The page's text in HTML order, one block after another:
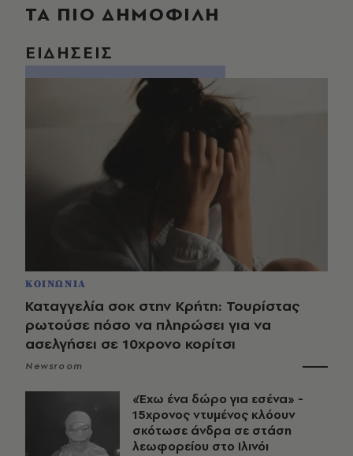
ΤΑ ΠΙΟ ΔΗΜΟΦΙΛΗ
ΕΙΔΗΣΕΙΣ
ΚΟΙΝΩΝΙΑ
Καταγγελία σοκ στην Κρήτη: Τουρίστας
ρωτούσε πόσο να πληρώσει για να
ασελγήσει σε 10χρονο κορίτσι
Newsroom
«Έχω ένα δώρο για εσένα» -
15χρονος ντυμένος κλόουν
σκότωσε άνδρα σε στάση
λεωφορείου στο Ιλινόι